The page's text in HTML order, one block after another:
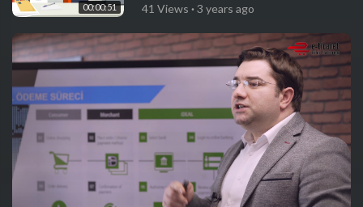
00:00:51 41 Views ·3 years ago